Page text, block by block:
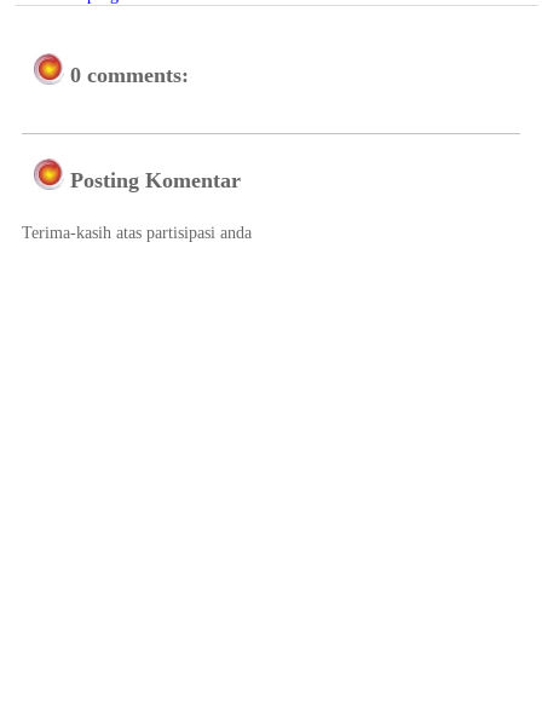
0 comments:
Posting Komentar
Terima-kasih atas partisipasi anda